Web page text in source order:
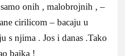
onih , malobrojnih , –
cirilicom – bacaju u
s njima . Jos i danas .Tako
bajka !